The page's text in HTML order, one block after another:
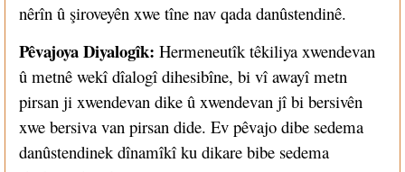
nêrîn û şiroveyên xwe tîne nav qada danûstendinê.
Pêvajoya Diyalogîk: Hermeneutîk têkiliya xwendevan
û metnê wekî dîalogî dihesibîne, bi vî awayî metn
pirsan ji xwendevan dike û xwendevan jî bi bersivên
xwe bersiva van pirsan dide. Ev pêvajo dibe sedema
danûstendinek dînamîkî ku dikare bibe sedema